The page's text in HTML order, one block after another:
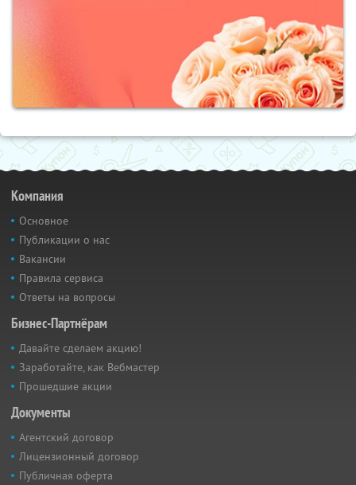
Компания
Основное
Публикации о нас
Вакансии
Правила сервиса
Ответы на вопросы
Бизнес-Партнёрам
Давайте сделаем акцию!
Заработайте, как Вебмастер
Прошедшие акции
Документы
Агентский договор
Лицензионный договор
Публичная оферта